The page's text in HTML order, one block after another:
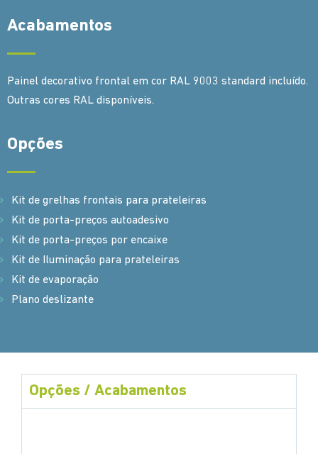
Acabamentos
Painel decorativo frontal em cor RAL 9003 standard incluído.
Outras cores RAL disponíveis.
Opções
Kit de grelhas frontais para prateleiras
Kit de porta-preços autoadesivo
Kit de porta-preços por encaixe
Kit de Iluminação para prateleiras
Kit de evaporação
Plano deslizante
Opções / Acabamentos